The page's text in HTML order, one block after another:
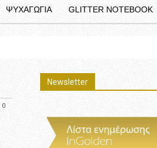
ΨΥΧΑΓΩΓΙΑ GLITTER NOTEBOOK
0
Newsletter